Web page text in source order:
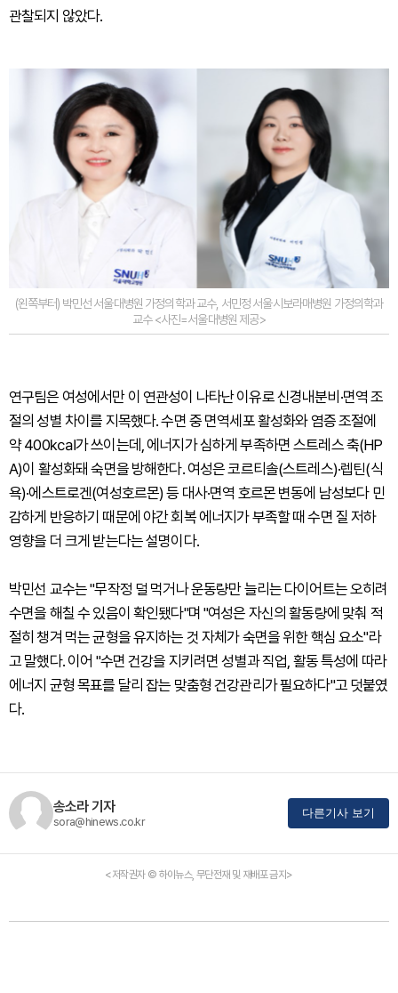
관찰되지 않았다.
(왼쪽부터) 박민선 서울대병원 가정의학과 교수, 서민정 서울시보라매병원 가정의학과
교수 <사진=서울대병원 제공>
연구팀은 여성에서만 이 연관성이 나타난 이유로 신경내분비·면역 조
절의 성별 차이를 지목했다. 수면 중 면역세포 활성화와 염증 조절에
약 400㎉가 쓰이는데, 에너지가 심하게 부족하면 스트레스 축(HP
A)이 활성화돼 숙면을 방해한다. 여성은 코르티솔(스트레스)·렙틴(식
욕)·에스트로겐(여성호르몬) 등 대사·면역 호르몬 변동에 남성보다 민
감하게 반응하기 때문에 야간 회복 에너지가 부족할 때 수면 질 저하
영향을 더 크게 받는다는 설명이다.
박민선 교수는 "무작정 덜 먹거나 운동량만 늘리는 다이어트는 오히려
수면을 해칠 수 있음이 확인됐다"며 "여성은 자신의 활동량에 맞춰 적
절히 챙겨 먹는 균형을 유지하는 것 자체가 숙면을 위한 핵심 요소"라
고 말했다. 이어 "수면 건강을 지키려면 성별과 직업, 활동 특성에 따라
에너지 균형 목표를 달리 잡는 맞춤형 건강관리가 필요하다"고 덧붙였
다.
송소라 기자
sora@hinews.co.kr
다른기사 보기
<저작권자 © 하이뉴스, 무단전재 및 재배포 금지>